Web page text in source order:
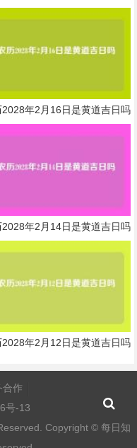
2028年2月16日是黄道吉日吗
2028年2月14日是黄道吉日吗
2028年2月12日是黄道吉日吗
合作
号-13
Copyright © 每日知